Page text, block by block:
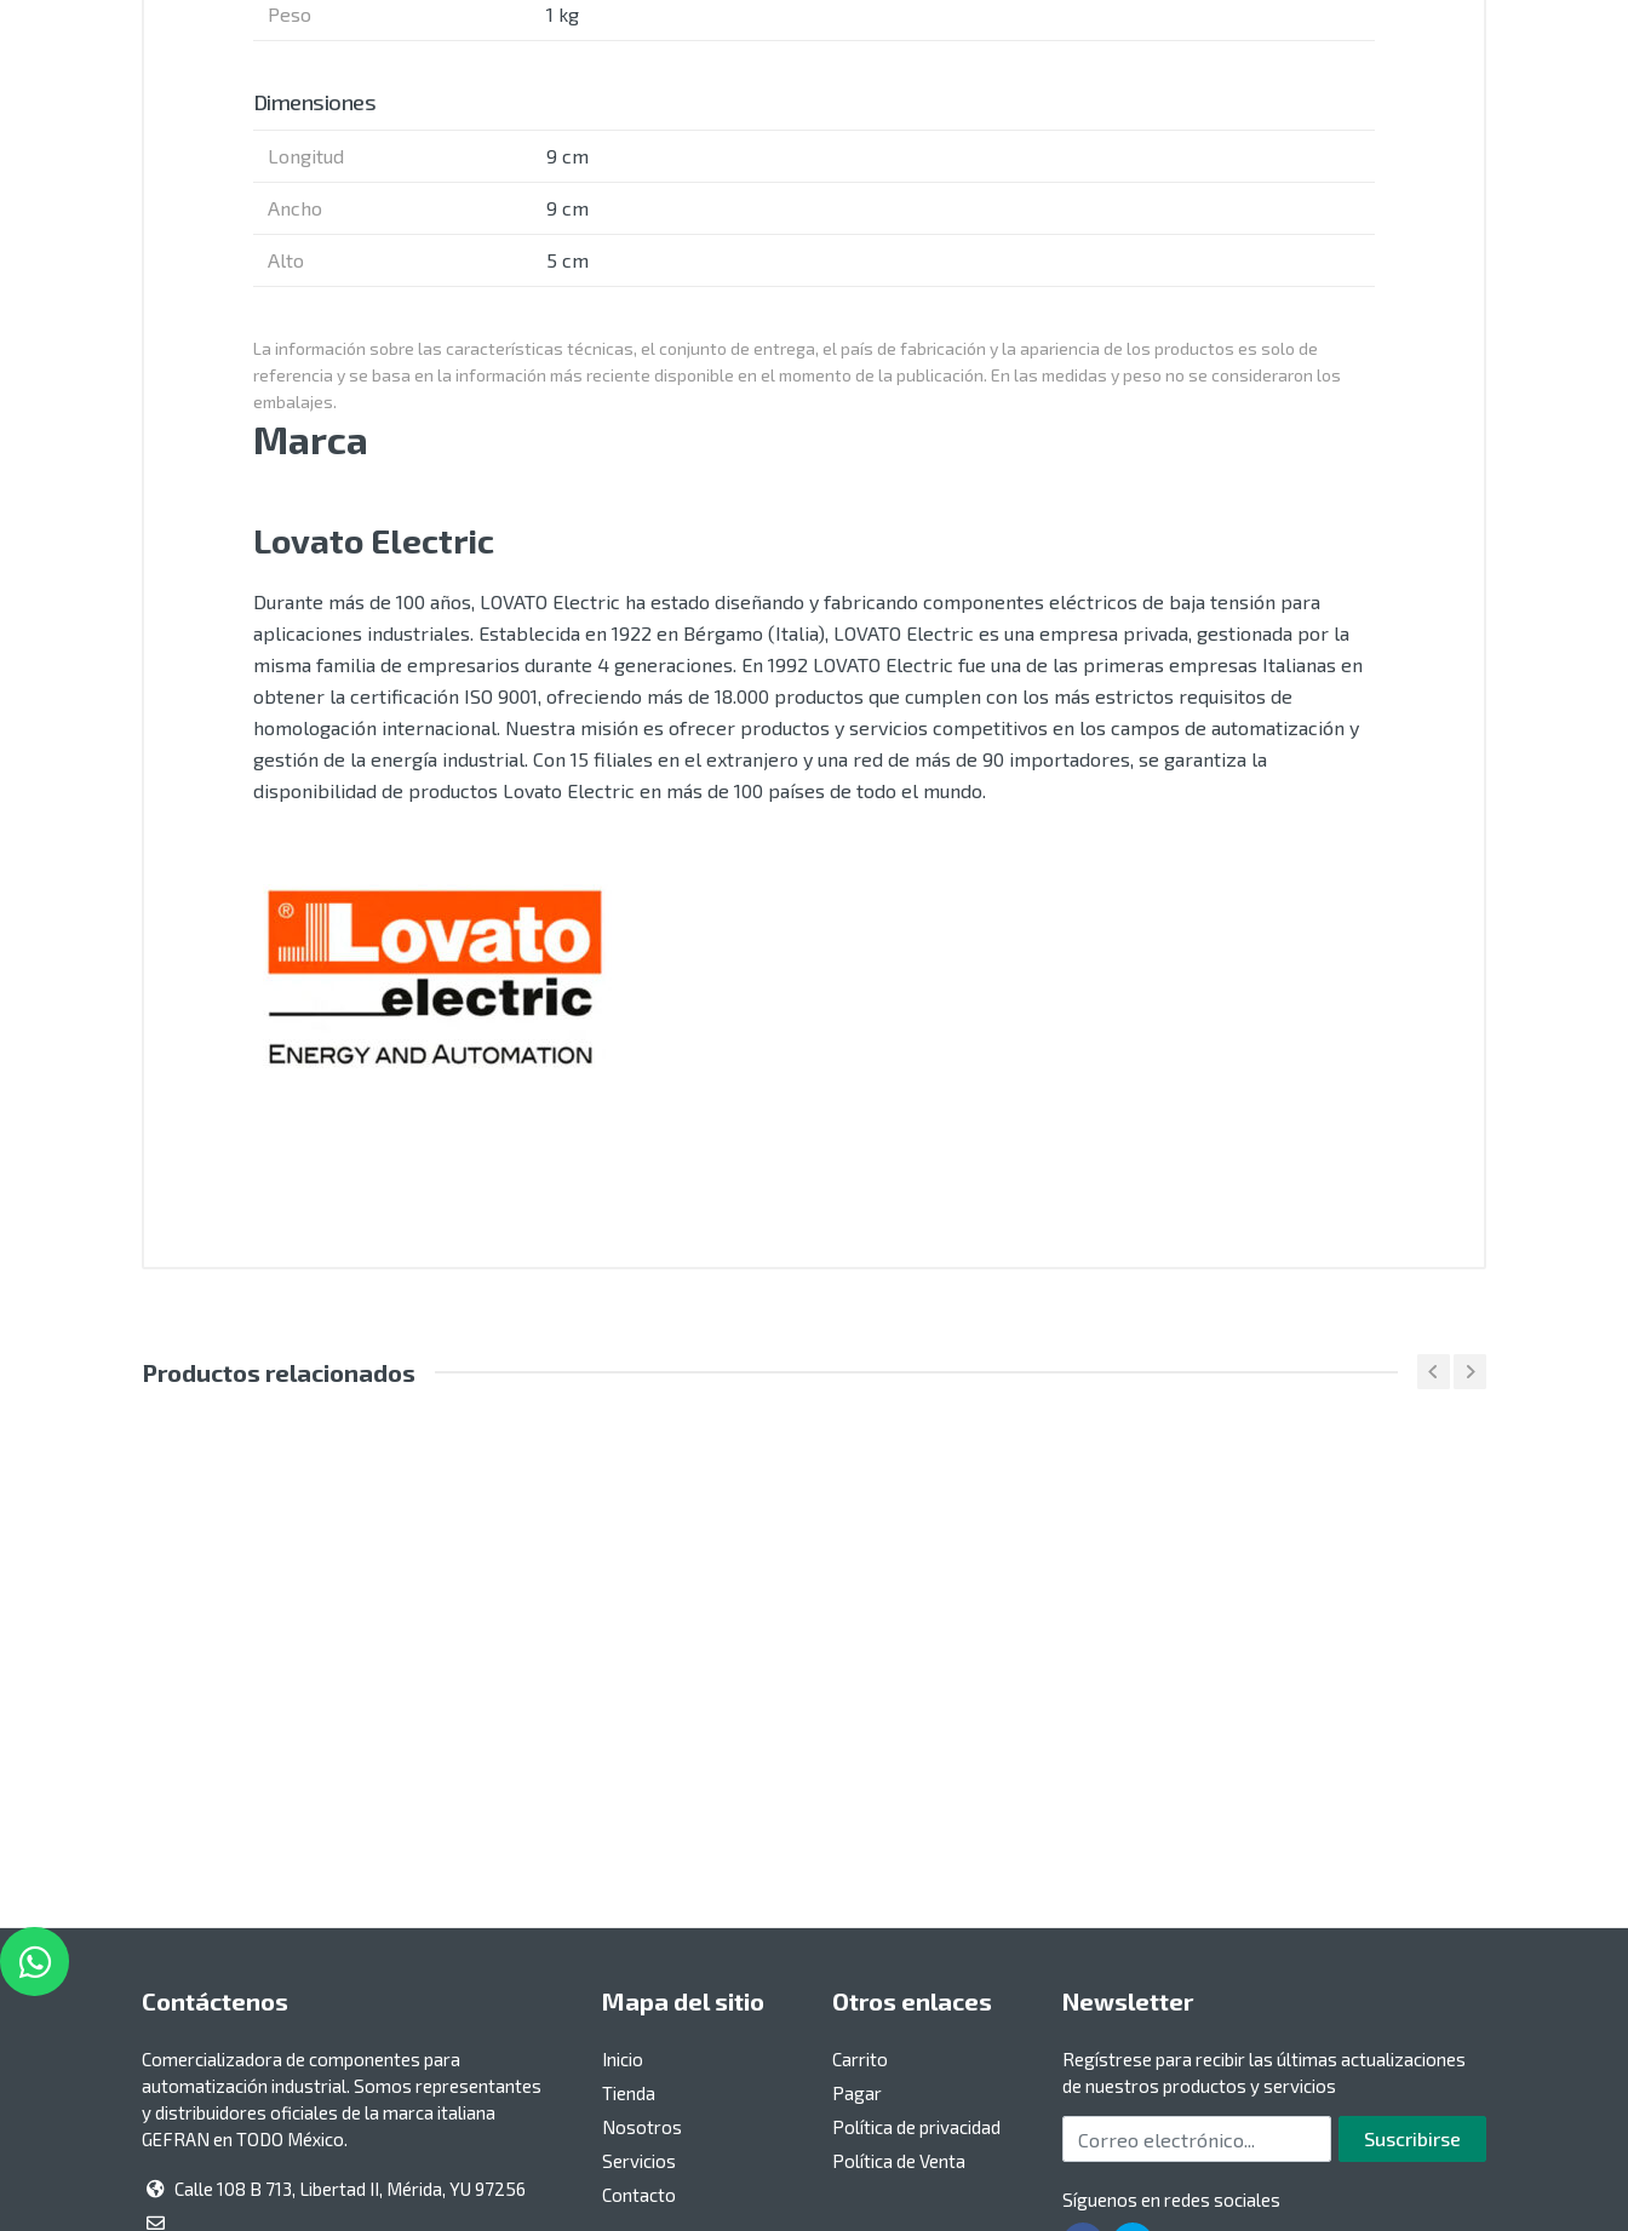
Peso 1 kg
Dimensiones
Longitud 9 cm
Ancho 9 cm
Alto 5 cm
La información sobre las características técnicas, el conjunto de entrega, el país de fabricación y la apariencia de los productos es solo de
referencia y se basa en la información más reciente disponible en el momento de la publicación. En las medidas y peso no se consideraron los
embalajes.
Marca
Lovato Electric
Durante más de 100 años, LOVATO Electric ha estado diseñando y fabricando componentes eléctricos de baja tensión para
aplicaciones industriales. Establecida en 1922 en Bérgamo (Italia), LOVATO Electric es una empresa privada, gestionada por la
misma familia de empresarios durante 4 generaciones. En 1992 LOVATO Electric fue una de las primeras empresas Italianas en
obtener la certificación ISO 9001, ofreciendo más de 18.000 productos que cumplen con los más estrictos requisitos de
homologación internacional. Nuestra misión es ofrecer productos y servicios competitivos en los campos de automatización y
gestión de la energía industrial. Con 15 filiales en el extranjero y una red de más de 90 importadores, se garantiza la
disponibilidad de productos Lovato Electric en más de 100 países de todo el mundo.
Productos relacionados
Contáctenos
Comercializadora de componentes para
automatización industrial. Somos representantes
y distribuidores oficiales de la marca italiana
GEFRAN en TODO México.
Calle 108 B 713, Libertad II, Mérida, YU 97256
Mapa del sitio
Inicio
Tienda
Nosotros
Servicios
Contacto
Otros enlaces
Carrito
Pagar
Política de privacidad
Política de Venta
Newsletter
Regístrese para recibir las últimas actualizaciones
de nuestros productos y servicios
Correo electrónico Suscribirse
Síguenos en redes sociales